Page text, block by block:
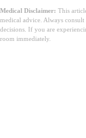
Medical Disclaimer: This
medical advice. Always
decisions. If you are
room immediately.